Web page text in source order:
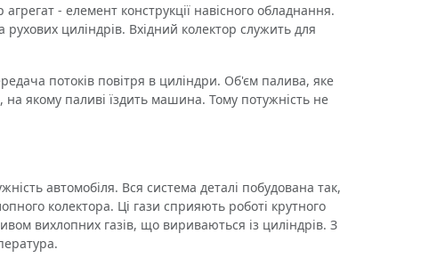
- елемент конструкції навісного обладнання.
рухових циліндрів. Вхідний колектор служить для
потоків повітря в циліндри. Об'єм палива, яке
якому паливі їздить машина. Тому потужність не
автомобіля. Вся система деталі побудована так,
колектора. Ці гази сприяють роботі крутного
вихлопних газів, що вириваються із циліндрів. З